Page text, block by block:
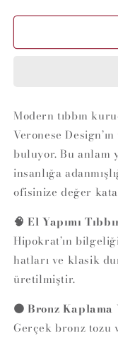
for
Biblo
for
Modern tıbbın
Veronese
buluyor. Bu anlam
insanlığa
ofisinize değer
🧠 El Yapımı
Hipokrat’ın
hatları ve klasik
üretilmiştir.
🟤 Bronz Kaplama
Gerçek bronz tozu